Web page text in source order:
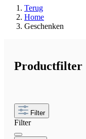
Terug
Home
Geschenken
Productfilter
Filter
Filter